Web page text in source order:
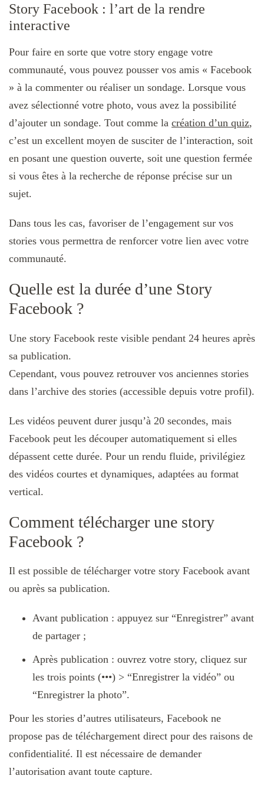
Story Facebook : l’art de la rendre
interactive
Pour faire en sorte que votre story engage votre
communauté, vous pouvez pousser vos amis « Facebook
» à la commenter ou réaliser un sondage. Lorsque vous
avez sélectionné votre photo, vous avez la possibilité
d’ajouter un sondage. Tout comme la création d’un quiz,
c’est un excellent moyen de susciter de l’interaction, soit
en posant une question ouverte, soit une question fermée
si vous êtes à la recherche de réponse précise sur un
sujet.
Dans tous les cas, favoriser de l’engagement sur vos
stories vous permettra de renforcer votre lien avec votre
communauté.
Quelle est la durée d’une Story
Facebook ?
Une story Facebook reste visible pendant 24 heures après
sa publication.
Cependant, vous pouvez retrouver vos anciennes stories
dans l’archive des stories (accessible depuis votre profil).
Les vidéos peuvent durer jusqu’à 20 secondes, mais
Facebook peut les découper automatiquement si elles
dépassent cette durée. Pour un rendu fluide, privilégiez
des vidéos courtes et dynamiques, adaptées au format
vertical.
Comment télécharger une story
Facebook ?
Il est possible de télécharger votre story Facebook avant
ou après sa publication.
Avant publication : appuyez sur “Enregistrer” avant
de partager ;
Après publication : ouvrez votre story, cliquez sur
les trois points (•••) > “Enregistrer la vidéo” ou
“Enregistrer la photo”.
Pour les stories d’autres utilisateurs, Facebook ne
propose pas de téléchargement direct pour des raisons de
confidentialité. Il est nécessaire de demander
l’autorisation avant toute capture.